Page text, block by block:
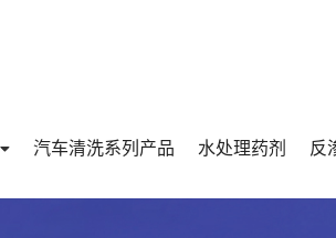
汽车清洗系列产品 水处理药剂 反